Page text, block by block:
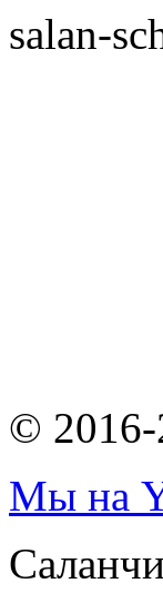
salan-
© 2016-
Мы на